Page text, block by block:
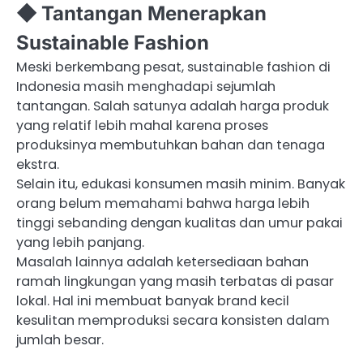
◆ Tantangan Menerapkan
Sustainable Fashion
Meski berkembang pesat, sustainable fashion di
Indonesia masih menghadapi sejumlah
tantangan. Salah satunya adalah harga produk
yang relatif lebih mahal karena proses
produksinya membutuhkan bahan dan tenaga
ekstra.
Selain itu, edukasi konsumen masih minim. Banyak
orang belum memahami bahwa harga lebih
tinggi sebanding dengan kualitas dan umur pakai
yang lebih panjang.
Masalah lainnya adalah ketersediaan bahan
ramah lingkungan yang masih terbatas di pasar
lokal. Hal ini membuat banyak brand kecil
kesulitan memproduksi secara konsisten dalam
jumlah besar.